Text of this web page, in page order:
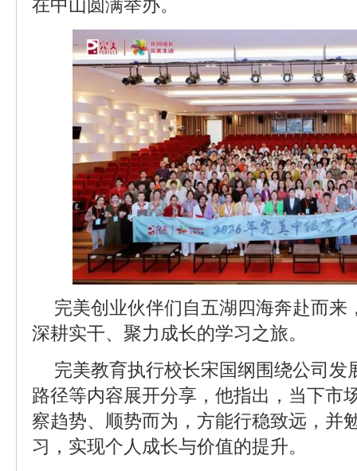
在中山圆满举办。
完美创业伙伴们自五湖四海奔赴而来
深耕实干、聚力成长的学习之旅。
完美教育执行校长宋国纲围绕公司发
路径等内容展开分享，他指出，当下市
察趋势、顺势而为，方能行稳致远，并
习，实现个人成长与价值的提升。